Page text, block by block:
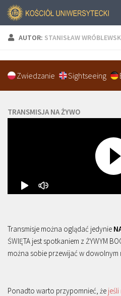
AUTOR: STANISŁAW
Zwiedzanie Sightseeing
TRANSMISJA NA ŻYWO
Transmisje można oglądać jedynie
ŚWIĘTA jest spotkaniem z ŻYWYM
można sobie przewijać w dowolnym
Ponadto warto przypomnieć, że